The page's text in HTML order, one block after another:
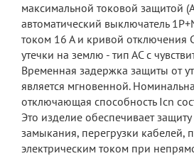
максимальной токовой защитой
автоматический выключатель
током 16 А и кривой отключения
утечки на землю - тип АС с
Временная задержка защиты от
является мгновенной.
отключающая способность Icn
Это изделие обеспечивает
замыкания, перегрузки кабелей,
электрическим током при